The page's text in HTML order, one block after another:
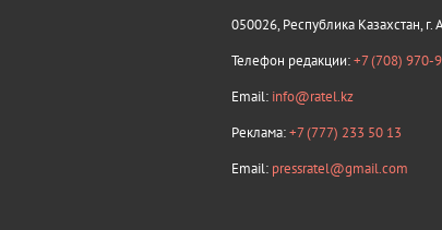
050026, Республика Казахстан,
Телефон редакции:+7 (708) 970-
Email: info@ratel.kz
Реклама:+7 (777) 233 50 13
Email: pressratel@gmail.com